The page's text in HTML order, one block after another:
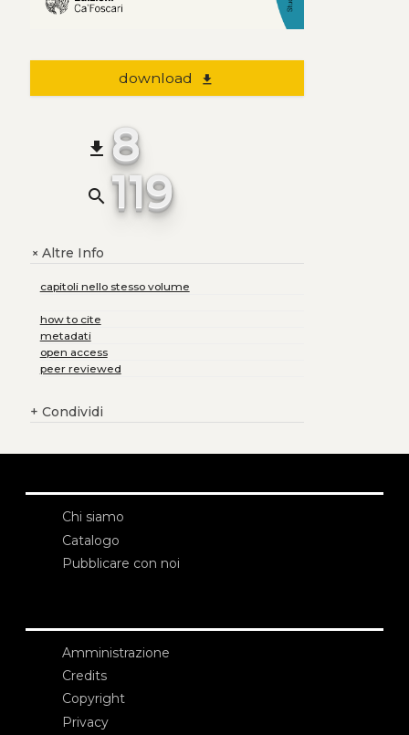
download file_download
file_download 8
search 119
+Altre Info
capitoli nello stesso volume
how to cite
metadati
open access
peer reviewed
+ Condividi
Chi siamo
Catalogo
Pubblicare con noi
Amministrazione
Credits
Copyright
Privacy